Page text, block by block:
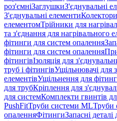
роз'ємніЗаглушкиЗ'єднувальні
З'єднувальні елементи
елементомТрійники для
та з'єднання для нагрівального
фітинги для систем опалення
фітинги для систем опалення
фітингівІзоляція для
труб і фітингівУщільнювачі для
елементівУщільнення для
для трубКріплення для
для системКомплекти гвинтів
PushFitТруби системи MLТруби
опаленняФітингиЗапасні